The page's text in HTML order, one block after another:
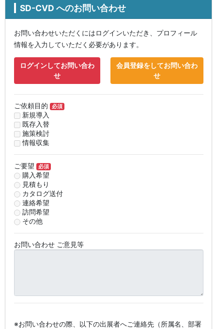
SD-CVD へのお問い合わせ
お問い合わせいただくにはログインいただき、プロフィール
情報を入力していただく必要があります。
ログインしてお問い合わ
せ
会員登録をしてお問い合わ
せ
ご依頼目的 必須
新規導入
既存入替
施策検討
情報収集
ご要望 必須
購入希望
見積もり
カタログ送付
連絡希望
訪問希望
その他
お問い合わせ ご意見等
※お問い合わせの際、以下の出展者へご連絡先（所属名、部署